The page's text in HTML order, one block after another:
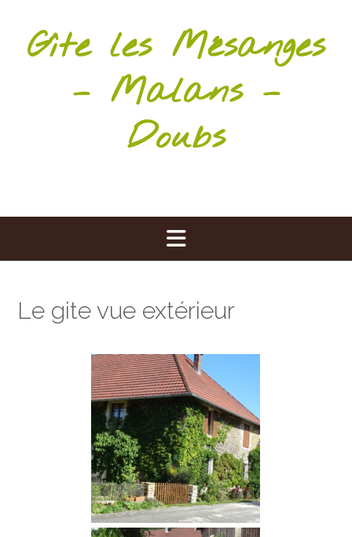
contentGîte les Mésanges
– Malans –
Doubs
Le gite vue extérieur